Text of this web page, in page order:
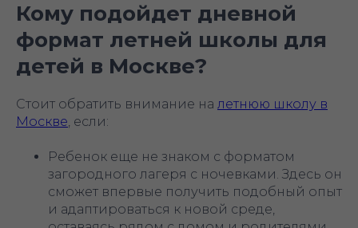
Кому подойдет дневной
формат летней школы для
детей в Москве?
Стоит обратить внимание на летнюю школу в
Москве, если:
Ребенок еще не знаком с форматом
загородного лагеря с ночевками. Здесь он
сможет впервые получить подобный опыт
и адаптироваться к новой среде,